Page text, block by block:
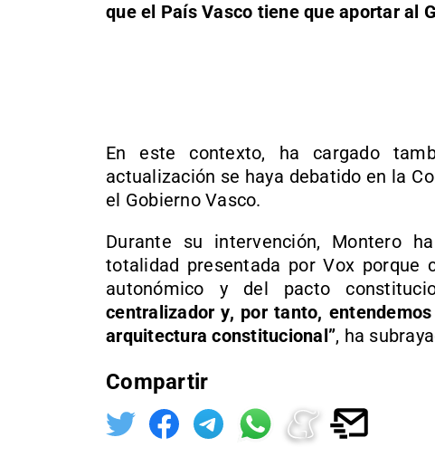
que el País Vasco tiene que aportar al
En este contexto, ha cargado
actualización se haya debatido en la
el Gobierno Vasco.
Durante su intervención, Montero
totalidad presentada por Vox porque
autonómico y del pacto
centralizador y, por tanto,
arquitectura constitucional”, ha
Compartir